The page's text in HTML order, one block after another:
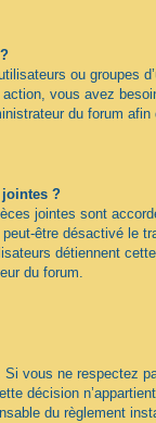
ou groupes
vous avez
du forum
jointes ?
jointes sont
être désactivé le
détiennent
du forum.
vous ne respectez
décision
du règlement